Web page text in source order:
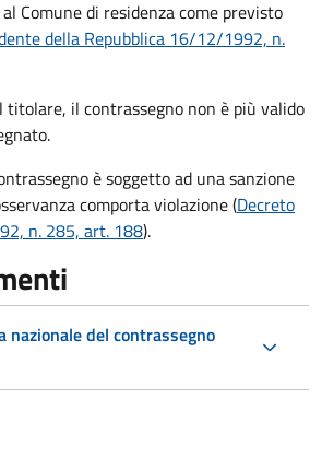
Comune di residenza come previsto
della Repubblica 16/12/1992, n.
titolare, il contrassegno non è più valido
è soggetto ad una sanzione
comporta violazione (Decreto
n. 285, art. 188).
nazionale del contrassegno